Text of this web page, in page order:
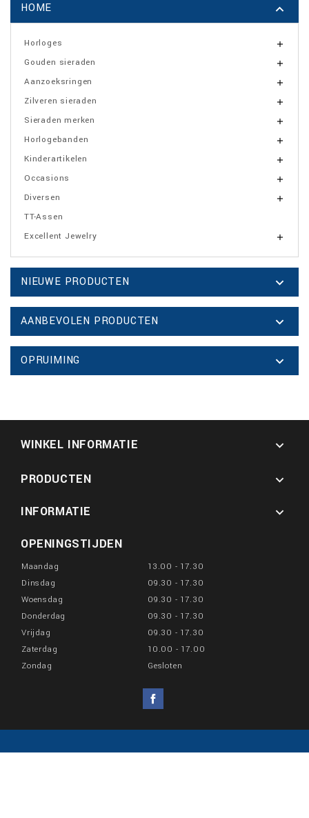
HOME 
Horloges 
Gouden sieraden 
Aanzoeksringen 
Zilveren sieraden 
Sieraden merken 
Horlogebanden 
Kinderartikelen 
Occasions 
Diversen 
TT-Assen
Excellent Jewelry

NIEUWE PRODUCTEN 
AANBEVOLEN PRODUCTEN 
OPRUIMING 
WINKEL INFORMATIE 
PRODUCTEN

INFORMATIE

OPENINGSTIJDEN
Maandag
13.00 - 17.30
Dinsdag
09.30 - 17.30
Woensdag
09.30 - 17.30
Donderdag
09.30 - 17.30
Vrijdag
09.30 - 17.30
Zaterdag
10.00 - 17.00
Zondag
Gesloten